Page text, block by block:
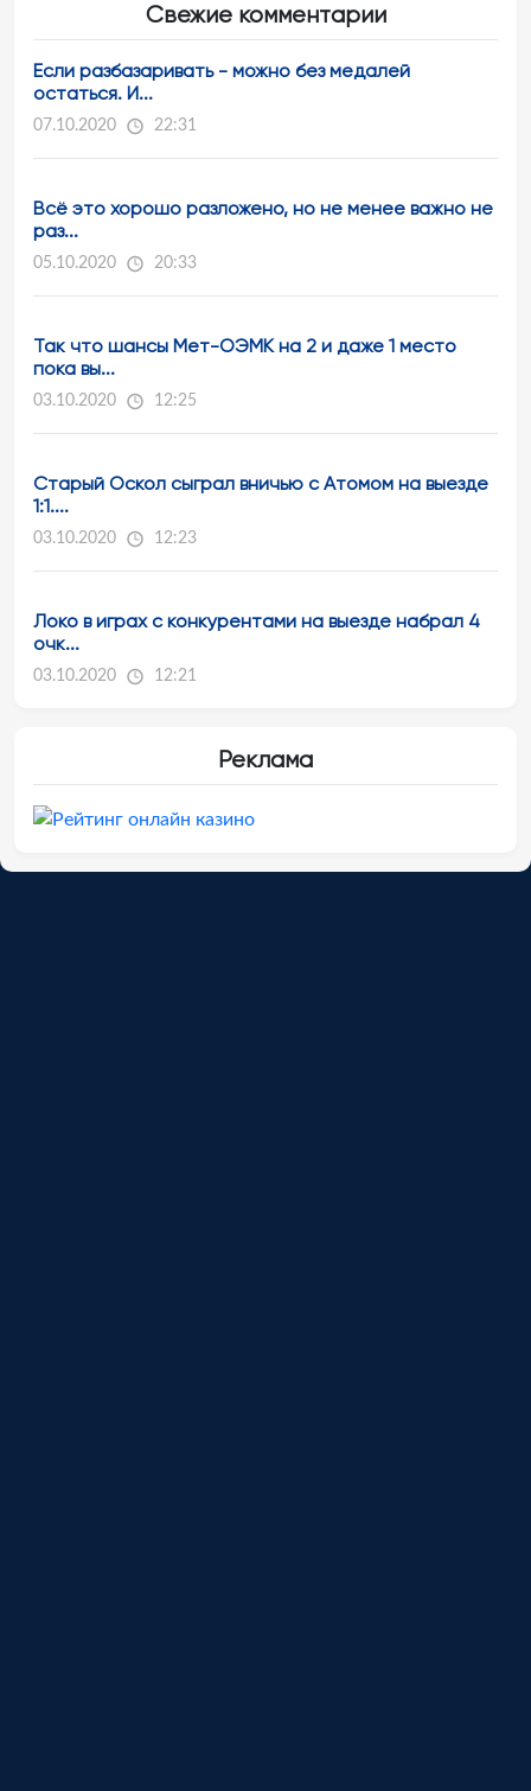
Свежие комментарии
Если разбазаривать - можно без медалей
остаться. И...
07.10.2020 22:31
Всё это хорошо разложено, но не менее важно не
раз...
05.10.2020 20:33
Так что шансы Мет-ОЭМК на 2 и даже 1 место
пока вы...
03.10.2020 12:25
Старый Оскол сыграл вничью с Атомом на выезде
1:1....
03.10.2020 12:23
Локо в играх с конкурентами на выезде набрал 4
очк...
03.10.2020 12:21
Реклама